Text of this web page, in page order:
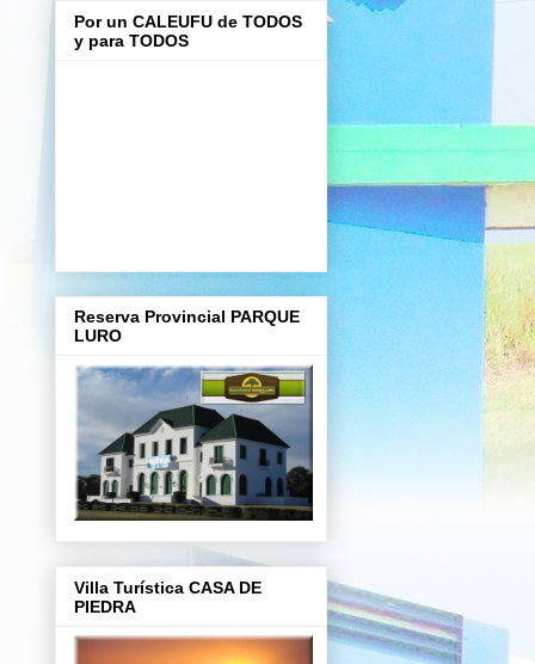
Por un CALEUFU de TODOS
y para TODOS
Reserva Provincial PARQUE
LURO
Villa Turística CASA DE
PIEDRA